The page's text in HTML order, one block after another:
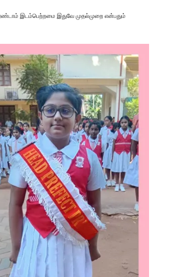
இரண்டாம் இடம்பெற்றமை இதுவே முதல்முறை என்பதும்